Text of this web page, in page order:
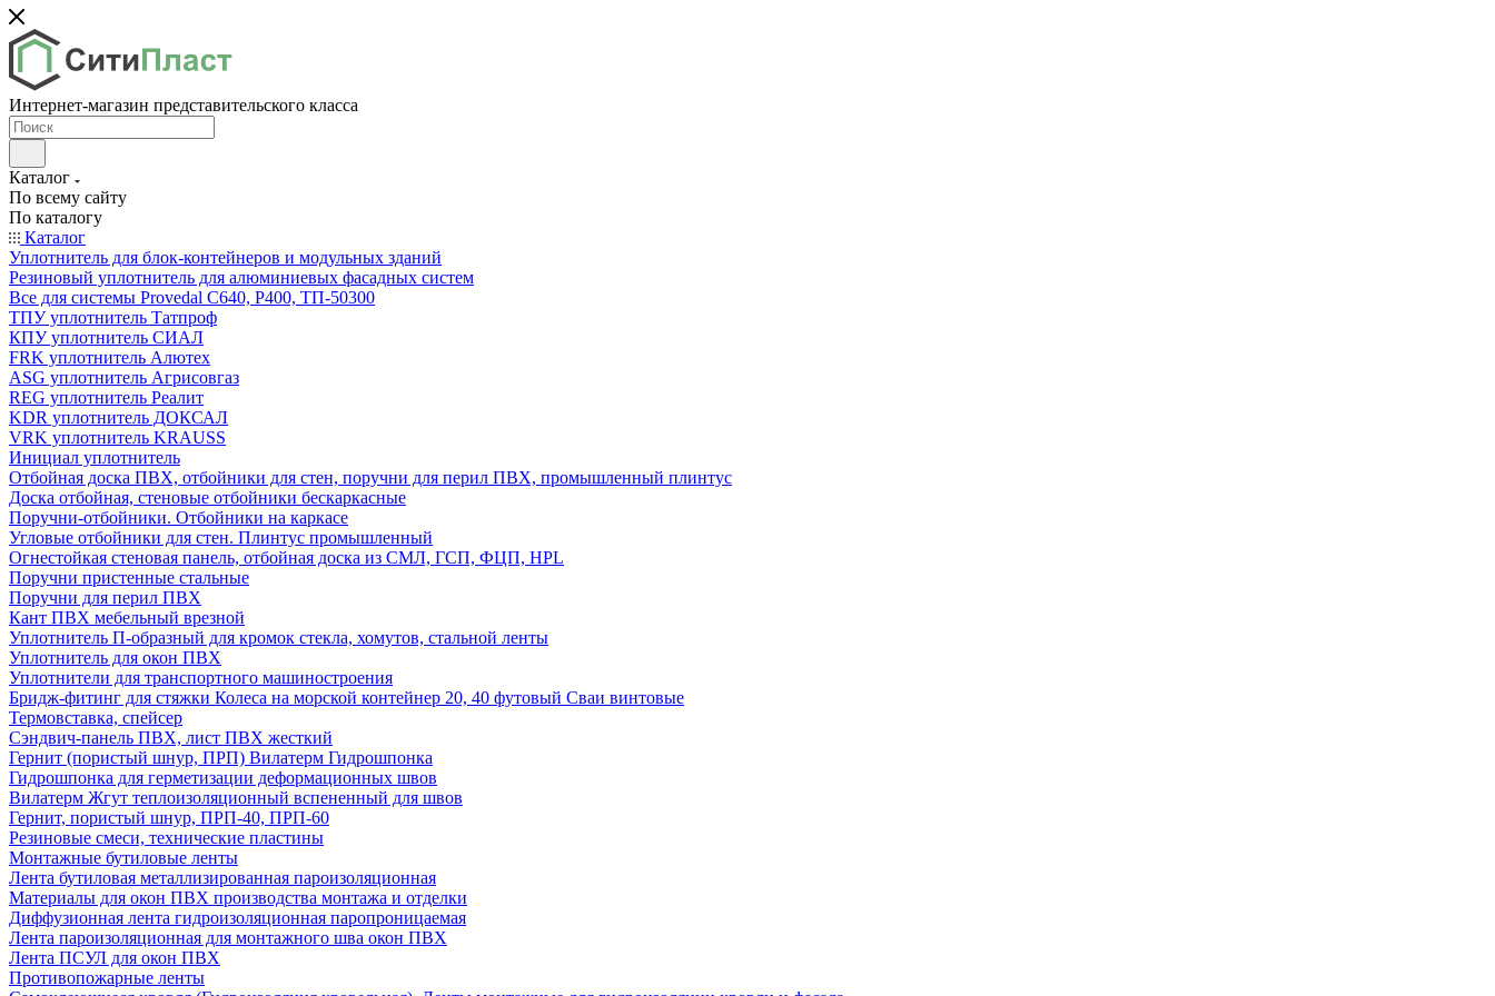
Интернет-магазин представительского класса
Каталог
По всему сайту
По каталогу
Каталог
Уплотнитель для блок-контейнеров и модульных зданий
Резиновый уплотнитель для алюминиевых фасадных систем
Все для системы Provedal С640, Р400, ТП-50300
ТПУ уплотнитель Татпроф
КПУ уплотнитель СИАЛ
FRK уплотнитель Алютех
ASG уплотнитель Агрисовгаз
REG уплотнитель Реалит
KDR уплотнитель ДОКСАЛ
VRK уплотнитель KRAUSS
Инициал уплотнитель
Отбойная доска ПВХ, отбойники для стен, поручни для перил ПВХ, промышленный плинтус
Доска отбойная, стеновые отбойники бескаркасные
Поручни-отбойники. Отбойники на каркасе
Угловые отбойники для стен. Плинтус промышленный
Огнестойкая стеновая панель, отбойная доска из СМЛ, ГСП, ФЦП, HPL
Поручни пристенные стальные
Поручни для перил ПВХ
Кант ПВХ мебельный врезной
Уплотнитель П-образный для кромок стекла, хомутов, стальной ленты
Уплотнитель для окон ПВХ
Уплотнители для транспортного машиностроения
Бридж-фитинг для стяжки Колеса на морской контейнер 20, 40 футовый Сваи винтовые
Термовставка, спейсер
Сэндвич-панель ПВХ, лист ПВХ жесткий
Гернит (пористый шнур, ПРП) Вилатерм Гидрошпонка
Гидрошпонка для герметизации деформационных швов
Вилатерм Жгут теплоизоляционный вспененный для швов
Гернит, пористый шнур, ПРП-40, ПРП-60
Резиновые смеси, технические пластины
Монтажные бутиловые ленты
Лента бутиловая металлизированная пароизоляционная
Материалы для окон ПВХ производства монтажа и отделки
Диффузионная лента гидроизоляционная паропроницаемая
Лента пароизоляционная для монтажного шва окон ПВХ
Лента ПСУЛ для окон ПВХ
Противопожарные ленты